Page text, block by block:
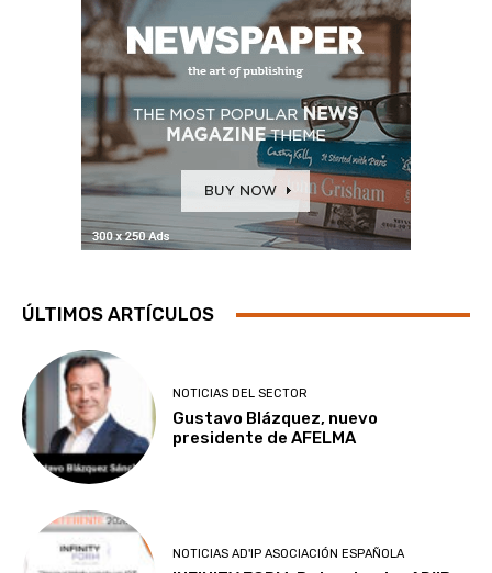
ÚLTIMOS ARTÍCULOS
NOTICIAS DEL SECTOR
Gustavo Blázquez, nuevo
presidente de AFELMA
NOTICIAS AD'IP ASOCIACIÓN ESPAÑOLA